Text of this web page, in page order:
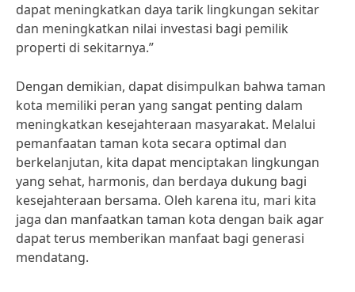
dapat meningkatkan daya tarik lingkungan sekitar
dan meningkatkan nilai investasi bagi pemilik
properti di sekitarnya.”
Dengan demikian, dapat disimpulkan bahwa taman
kota memiliki peran yang sangat penting dalam
meningkatkan kesejahteraan masyarakat. Melalui
pemanfaatan taman kota secara optimal dan
berkelanjutan, kita dapat menciptakan lingkungan
yang sehat, harmonis, dan berdaya dukung bagi
kesejahteraan bersama. Oleh karena itu, mari kita
jaga dan manfaatkan taman kota dengan baik agar
dapat terus memberikan manfaat bagi generasi
mendatang.